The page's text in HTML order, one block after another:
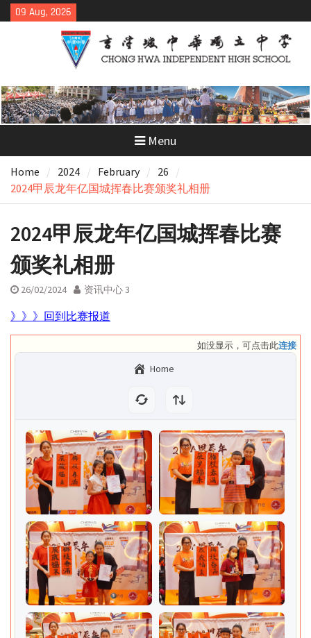
Skip
to
09 Aug, 2026
Menu
Home 2024 February
26
2024甲辰龙年亿国城挥春比赛颁奖礼相册
2024甲辰龙年亿国城挥春比赛
颁奖礼相册
26/02/2024 资讯中心 3
》》》回到比赛报道
如没显示，可点击此连接
Home